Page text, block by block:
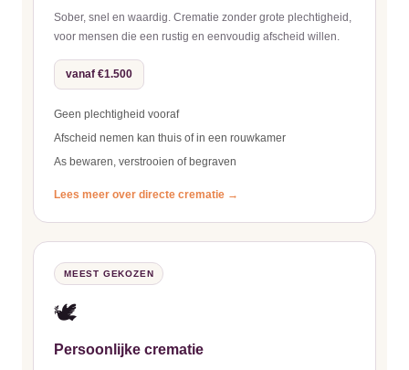
Sober, snel en waardig. Crematie zonder grote plechtigheid,
voor mensen die een rustig en eenvoudig afscheid willen.
vanaf €1.500
Geen plechtigheid vooraf
Afscheid nemen kan thuis of in een rouwkamer
As bewaren, verstrooien of begraven
Lees meer over directe crematie →
MEEST GEKOZEN
🕊️
Persoonlijke crematie